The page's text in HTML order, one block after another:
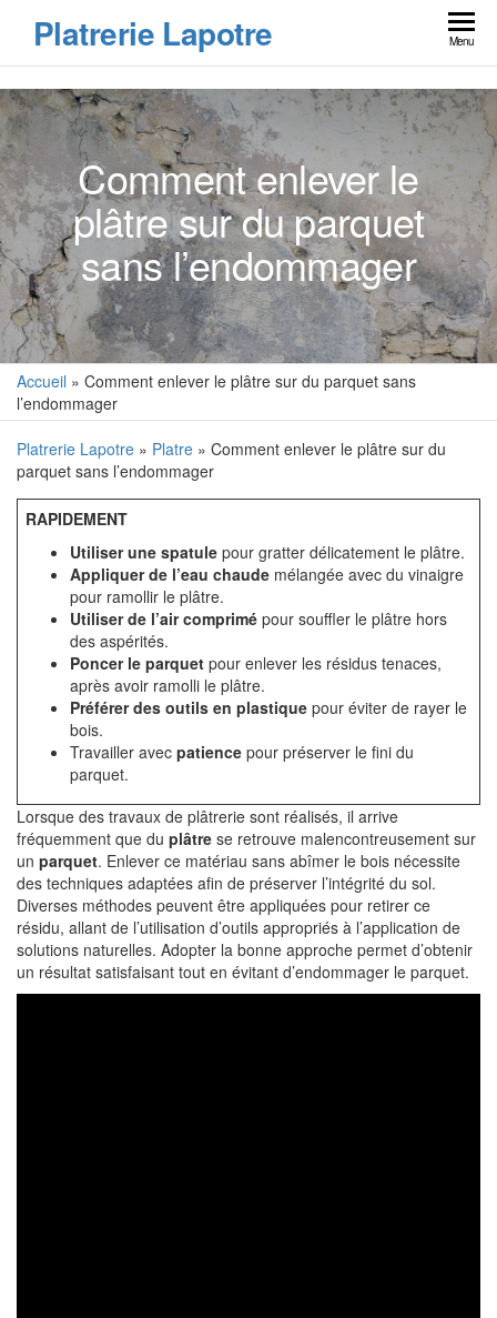
Platrerie Lapotre Menu
Comment enlever le
plâtre sur du parquet
sans l’endommager
Accueil » Comment enlever le plâtre sur du parquet sans
l’endommager
Platrerie Lapotre » Platre » Comment enlever le plâtre sur du
parquet sans l’endommager
RAPIDEMENT
Utiliser une spatule pour gratter délicatement le plâtre.
Appliquer de l’eau chaude mélangée avec du vinaigre
pour ramollir le plâtre.
Utiliser de l’air comprimé pour souffler le plâtre hors
des aspérités.
Poncer le parquet pour enlever les résidus tenaces,
après avoir ramolli le plâtre.
Préférer des outils en plastique pour éviter de rayer le
bois.
Travailler avec patience pour préserver le fini du
parquet.
Lorsque des travaux de plâtrerie sont réalisés, il arrive
fréquemment que du plâtre se retrouve malencontreusement sur
un parquet. Enlever ce matériau sans abîmer le bois nécessite
des techniques adaptées afin de préserver l’intégrité du sol.
Diverses méthodes peuvent être appliquées pour retirer ce
résidu, allant de l’utilisation d’outils appropriés à l’application de
solutions naturelles. Adopter la bonne approche permet d’obtenir
un résultat satisfaisant tout en évitant d’endommager le parquet.